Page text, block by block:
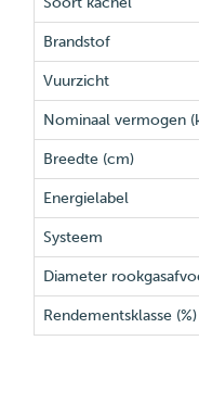
Brandstof
Vuurzicht
Nominaal vermogen
Breedte (cm)
Energielabel
Systeem
Diameter
Rendementsklasse (%)